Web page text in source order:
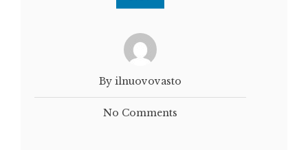
By ilnuovovasto
No Comments